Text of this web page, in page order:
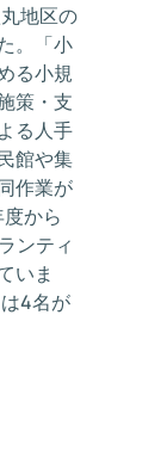
地区の
。「小
る小規
策・支
る人手
館や集
作業が
から
ンティ
いま
4名が